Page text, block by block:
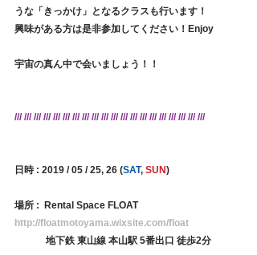
うな「きっかけ」となるクラスも行います！
興味がある方は是非参加してください！Enjoy
宇宙の真ん中で会いましょう！！
/// /// /// /// /// /// /// /// /// /// /// /// /// /// /// /// /// /// /// ///
日時 : 2019 / 05 / 25, 26 (SAT, SUN)
場所 :  Rental Space FLOAT
http://floatmotoyama.wixsite.com/float
地下鉄 東山線 本山駅 5番出口 徒歩2分